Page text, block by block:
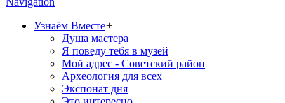
Узнаём Вместе+
Душа мастера
Я поведу тебя в музей
Мой адрес - Советский район
Археология для всех
Экспонат дня